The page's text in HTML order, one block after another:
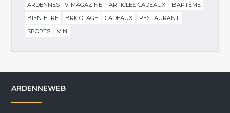
ARDENNES TV-MAGAZINE
ARTICLES CADEAUX
BAPTÊME
BIEN-ÊTRE
BRICOLAGE CADEAUX
RESTAURANT
SPORTS
VIN
ARDENNEWEB